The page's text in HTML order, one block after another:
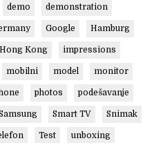
demo demonstration
Google Hamburg
Hong Kong impressions
mobilni model monitor
photos podešavanje
Smart TV Snimak
Test unboxing